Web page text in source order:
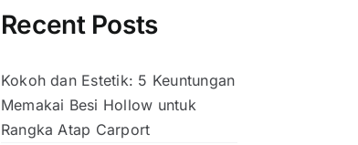
Recent Posts
Kokoh dan Estetik: 5 Keuntungan
Memakai Besi Hollow untuk
Rangka Atap Carport